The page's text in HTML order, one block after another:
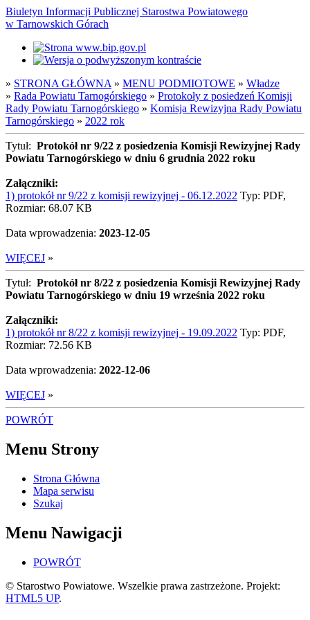
Biuletyn Informacji Publicznej Starostwa Powiatowego
w Tarnowskich Górach
» STRONA GŁÓWNA » MENU PODMIOTOWE » Władze
» Rada Powiatu Tarnogórskiego » Protokoły z posiedzeń Komisji
Rady Powiatu Tarnogórskiego » Komisja Rewizyjna Rady Powiatu
Tarnogórskiego » 2022 rok
Tytuł: Protokół nr 9/22 z posiedzenia Komisji Rewizyjnej Rady
Powiatu Tarnogórskiego w dniu 6 grudnia 2022 roku
Załączniki:
1) protokół nr 9/22 z komisji rewizyjnej - 06.12.2022 Typ: PDF,
Rozmiar: 68.07 KB
Data wprowadzenia: 2023-12-05
WIĘCEJ »
Tytuł: Protokół nr 8/22 z posiedzenia Komisji Rewizyjnej Rady
Powiatu Tarnogórskiego w dniu 19 września 2022 roku
Załączniki:
1) protokół nr 8/22 z komisji rewizyjnej - 19.09.2022 Typ: PDF,
Rozmiar: 72.56 KB
Data wprowadzenia: 2022-12-06
WIĘCEJ »
POWRÓT
Menu Strony
Strona Główna
Mapa serwisu
Szukaj
Menu Nawigacji
POWRÓT
© Starostwo Powiatowe. Wszelkie prawa zastrzeżone. Projekt:
HTML5 UP.